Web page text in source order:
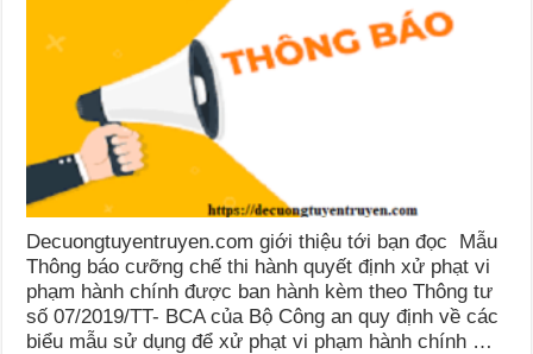
Decuongtuyentruyen.com giới thiệu tới bạn đọc Mẫu
Thông báo cưỡng chế thi hành quyết định xử phạt vi
phạm hành chính được ban hành kèm theo Thông tư
số 07/2019/TT- BCA của Bộ Công an quy định về các
biểu mẫu sử dụng để xử phạt vi phạm hành chính …